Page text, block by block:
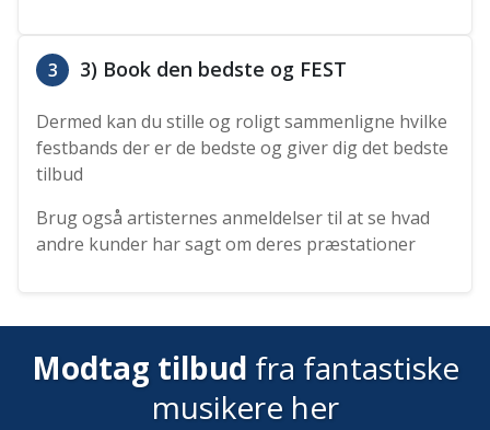
3 3) Book den bedste og FEST
Dermed kan du stille og roligt sammenligne hvilke
festbands der er de bedste og giver dig det bedste
tilbud
Brug også artisternes anmeldelser til at se hvad
andre kunder har sagt om deres præstationer
Modtag tilbud fra fantastiske
musikere her